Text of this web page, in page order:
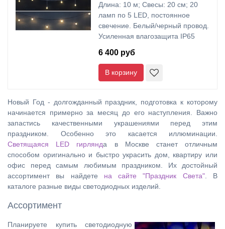
Длина: 10 м; Свесы: 20 см; 20
ламп по 5 LED, постоянное
свечение. Белый/черный провод.
Усиленная влагозащита IP65
6 400 руб
В корзину
Новый Год - долгожданный праздник, подготовка к которому
начинается примерно за месяц до его наступления. Важно
запастись качественными украшениями перед этим
праздником. Особенно это касается иллюминации.
Светящаяся LED гирлянда в Москве станет отличным
способом оригинально и быстро украсить дом, квартиру или
офис перед самым любимым праздником. Их достойный
ассортимент вы найдете на сайте "Праздник Света". В
каталоге разные виды светодиодных изделий.
Ассортимент
Планируете купить светодиодную